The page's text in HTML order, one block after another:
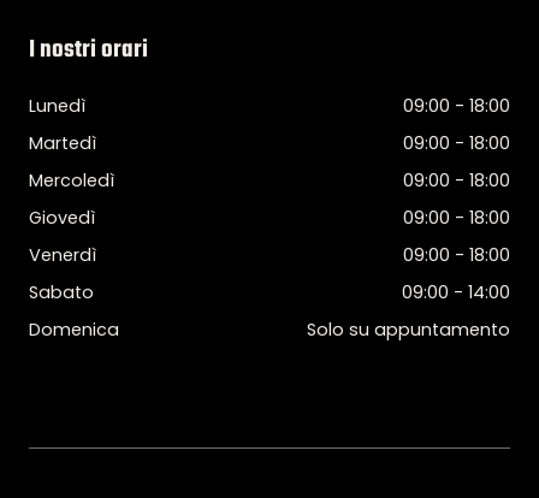
I nostri orari
Lunedì
09:00 - 18:00
Martedì
09:00 - 18:00
Mercoledì
09:00 - 18:00
Giovedì
09:00 - 18:00
Venerdì
09:00 - 18:00
Sabato
09:00 - 14:00
Domenica
Solo su appuntamento